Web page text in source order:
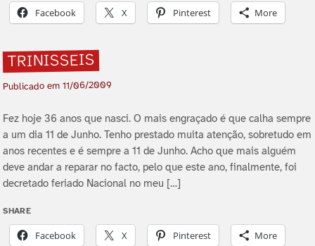
Facebook X Pinterest More
TRINISSEIS
Publicado em11/06/2009
Fez hoje 36 anos que nasci. O mais engraçado é que calha sempre
a um dia 11 de Junho. Tenho prestado muita atenção, sobretudo em
anos recentes e é sempre a 11 de Junho. Acho que mais alguém
deve andar a reparar no facto, pelo que este ano, finalmente, foi
decretado feriado Nacional no meu […]
SHARE
Facebook X Pinterest More